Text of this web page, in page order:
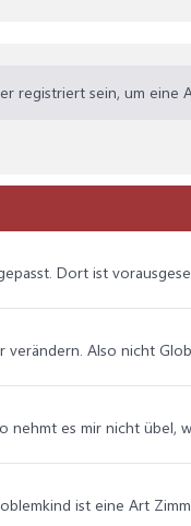
registriert sein, um eine
Dort ist
Also nicht
nehmt es mir nicht übel,
ist eine Art